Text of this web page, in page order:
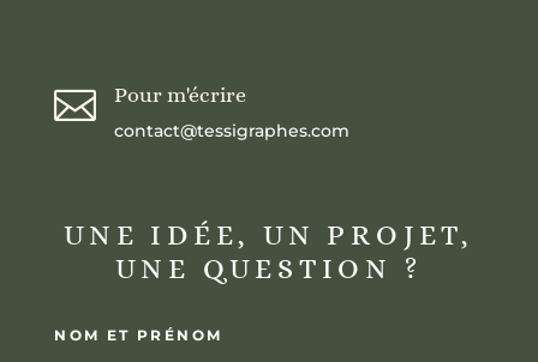
 Pour m'écrire
contact@tessigraphes.com
UNE IDÉE, UN PROJET,
UNE QUESTION ?